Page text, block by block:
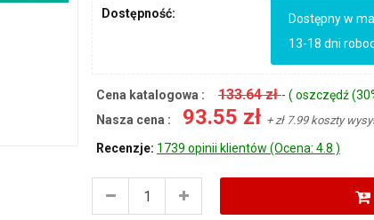
Dostępność:
Dostępny w
13-18 dni
Cena katalogowa : 133.64 zł- ( oszczędź
Nasza cena :
93.55 zł + zł 7.99 koszty
Recenzje: 1739 opinii klientów (Ocena: 4.8 )